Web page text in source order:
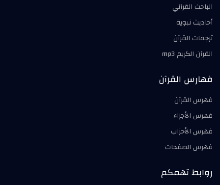
الباحث القرآني
أحاديث نبوية
ترجمات القرآن
القرآن الكريم mp3
فهارس القرآن
فهرس القرآن
فهرس الأجزاء
فهرس الأحزاب
فهرس الصفحات
روابط تهمكم